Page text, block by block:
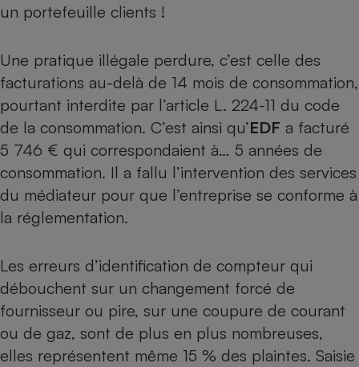
un portefeuille clients !
Une pratique illégale perdure, c’est celle des
facturations au-delà de 14 mois de consommation,
pourtant interdite par l’article L. 224-11 du code
de la consommation. C’est ainsi qu’EDF a facturé
5 746 € qui correspondaient à… 5 années de
consommation. Il a fallu l’intervention des services
du médiateur pour que l’entreprise se conforme à
la réglementation.
Les erreurs d’identification de compteur qui
débouchent sur un changement forcé de
fournisseur ou pire, sur une coupure de courant
ou de gaz, sont de plus en plus nombreuses,
elles représentent même 15 % des plaintes. Saisie
Lave-linge
Téléviseur
Radiateur électrique
Climatiseur -
Ventilateur
Antimoustique